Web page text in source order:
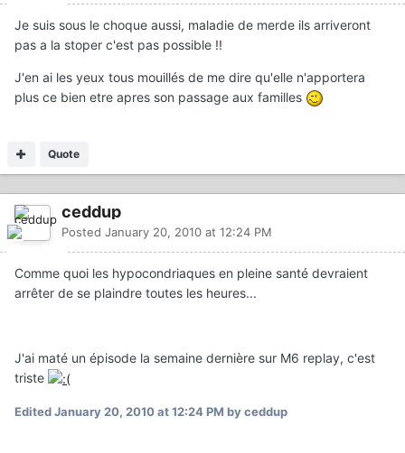
Je suis sous le choque aussi, maladie de merde ils arriveront
pas a la stoper c'est pas possible !!
J'en ai les yeux tous mouillés de me dire qu'elle n'apportera
plus ce bien etre apres son passage aux familles
Quote
ceddup
Posted January 20, 2010 at 12:24 PM
Comme quoi les hypocondriaques en pleine santé devraient
arrêter de se plaindre toutes les heures...
J'ai maté un épisode la semaine dernière sur M6 replay, c'est
triste
EditedJanuary 20, 2010 at 12:24 PM by ceddup